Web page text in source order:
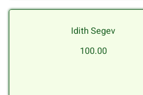
Idith Segev
100.00